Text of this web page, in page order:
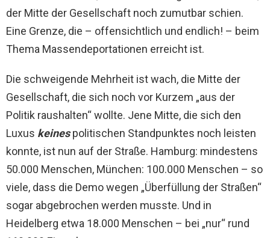
der Mitte der Gesellschaft noch zumutbar schien.
Eine Grenze, die – offensichtlich und endlich! – beim
Thema Massendeportationen erreicht ist.
Die schweigende Mehrheit ist wach, die Mitte der
Gesellschaft, die sich noch vor Kurzem „aus der
Politik raushalten“ wollte. Jene Mitte, die sich den
Luxus keinespolitischen Standpunktes noch leisten
konnte, ist nun auf der Straße. Hamburg: mindestens
50.000 Menschen, München: 100.000 Menschen – so
viele, dass die Demo wegen „Überfüllung der Straßen“
sogar abgebrochen werden musste. Und in
Heidelberg etwa 18.000 Menschen – bei „nur“ rund